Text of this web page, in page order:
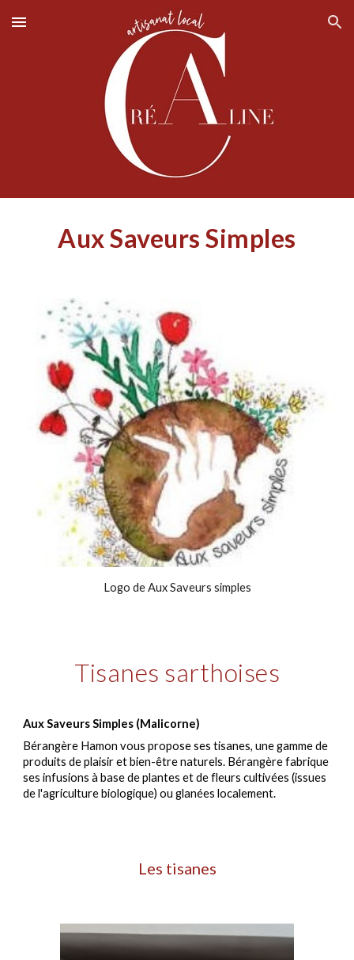
Skip to main content Skip to navigation
Aux Saveurs Simples
Logo de Aux Saveurs simples
Tisanes sarthoises
Aux Saveurs Simples (Malicorne)
Bérangère Hamon vous propose ses tisanes, une gamme de
produits de plaisir et bien-être naturels. Bérangère fabrique
ses infusions à base de plantes et de fleurs cultivées (issues
de l'agriculture biologique) ou glanées localement.
Les tisanes